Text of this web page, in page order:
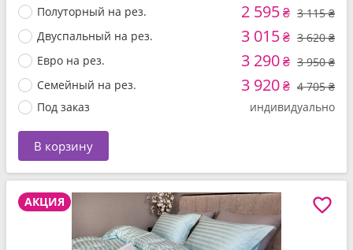
Полуторный на рез.
2 595₴ 3 115 ₴
Двуспальный на рез.
3 015₴ 3 620 ₴
Евро на рез.
3 290₴ 3 950 ₴
Семейный на рез.
3 920₴ 4 705 ₴
Под заказ
индивидуально
В корзину
АКЦИЯ